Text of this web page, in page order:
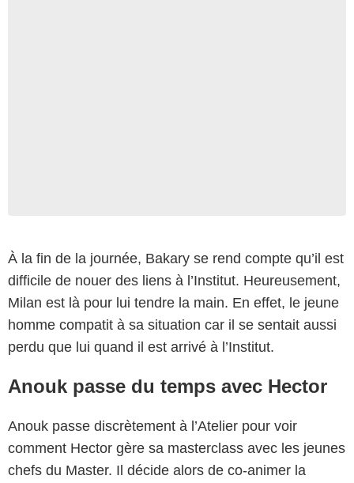
À la fin de la journée, Bakary se rend compte qu’il est
difficile de nouer des liens à l’Institut. Heureusement,
Milan est là pour lui tendre la main. En effet, le jeune
homme compatit à sa situation car il se sentait aussi
perdu que lui quand il est arrivé à l’Institut.
Anouk passe du temps avec Hector
Anouk passe discrètement à l’Atelier pour voir
comment Hector gère sa masterclass avec les jeunes
chefs du Master. Il décide alors de co-animer la